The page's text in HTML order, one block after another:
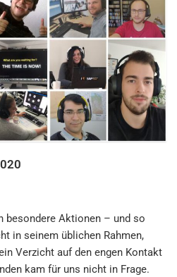
besondere Aktionen – und so
in seinem üblichen Rahmen,
Verzicht auf den engen Kontakt
kam für uns nicht in Frage.